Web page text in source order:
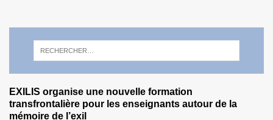
EXILIS organise une nouvelle formation
transfrontalière pour les enseignants autour de la
mémoire de l’exil